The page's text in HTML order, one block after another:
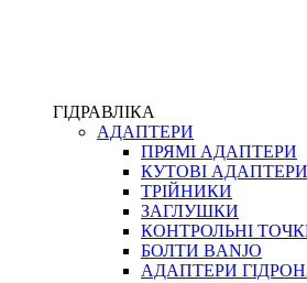
ФІТИНГИ ДІАГНОСТИЧНІ
АКСЕСУАРИ
ТРУБКИ ТА КОМПЛЕКТУЮЧІ
ФІТИНГИ ГІДРАВЛІЧНІ
ФІТИНГИ КОНДИЦІОНЕРНІ
ЗАХИСТ РУКАВІВ
ФІТИНГИ KARCHER
ФІТИНГИ НА ПІДЙОМ КАБІНИ
ГІДРАВЛІКА
АДАПТЕРИ
ПРЯМІ АДАПТЕРИ
КУТОВІ АДАПТЕРИ
ТРІЙНИКИ
ЗАГЛУШКИ
КОНТРОЛЬНІ
БОЛТИ BANJO
АДАПТЕРИ